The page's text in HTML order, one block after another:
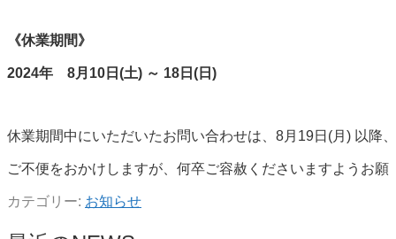
《休業期間》
2024年 8月10日(土) ～ 18 日(日)
休業期間中にいただいたお問い合わせは、8月19日(月) 以降
ご不便をおかけしますが、何卒ご容赦くださいますようお願
カテゴリー: お知らせ